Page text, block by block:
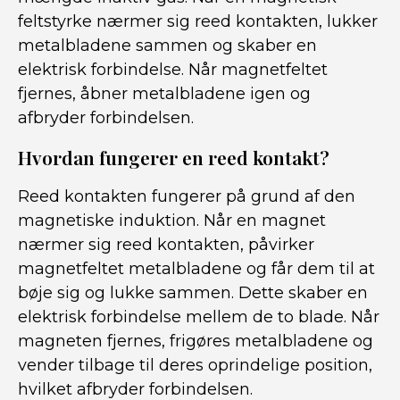
feltstyrke nærmer sig reed kontakten, lukker
metalbladene sammen og skaber en
elektrisk forbindelse. Når magnetfeltet
fjernes, åbner metalbladene igen og
afbryder forbindelsen.
Hvordan fungerer en reed kontakt?
Reed kontakten fungerer på grund af den
magnetiske induktion. Når en magnet
nærmer sig reed kontakten, påvirker
magnetfeltet metalbladene og får dem til at
bøje sig og lukke sammen. Dette skaber en
elektrisk forbindelse mellem de to blade. Når
magneten fjernes, frigøres metalbladene og
vender tilbage til deres oprindelige position,
hvilket afbryder forbindelsen.